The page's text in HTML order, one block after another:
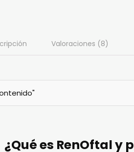
Valoraciones (8)
¿Qué es RenOftal y